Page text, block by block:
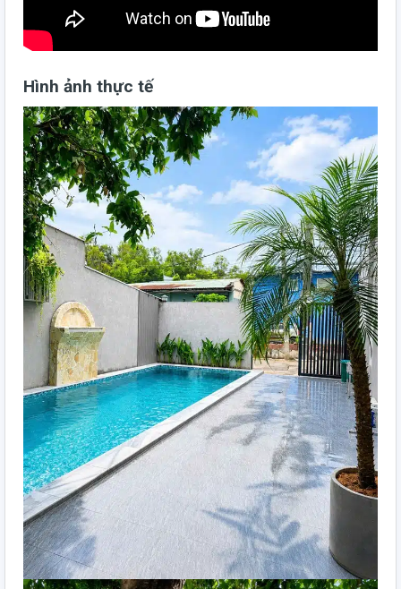
Hình ảnh thực tế